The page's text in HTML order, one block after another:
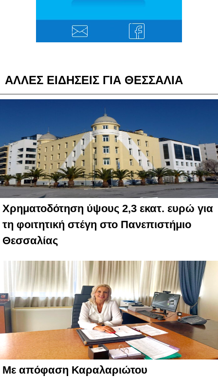
ΑΛΛΕΣ ΕΙΔΗΣΕΙΣ ΓΙΑ ΘΕΣΣΑΛΙΑ
Χρηματοδότηση ύψους 2,3 εκατ. ευρώ για
τη φοιτητική στέγη στο Πανεπιστήμιο
Θεσσαλίας
Με απόφαση Καραλαριώτου